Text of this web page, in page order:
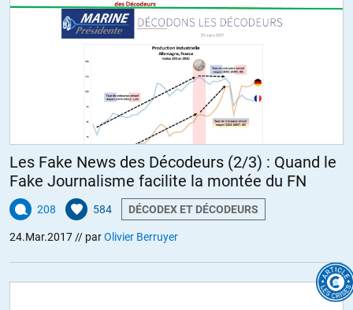
Les Fake News des Décodeurs (2/3) : Quand le
Fake Journalisme facilite la montée du FN
208 584 DÉCODEX ET DÉCODEURS
24.Mar.2017// parOlivier Berruyer